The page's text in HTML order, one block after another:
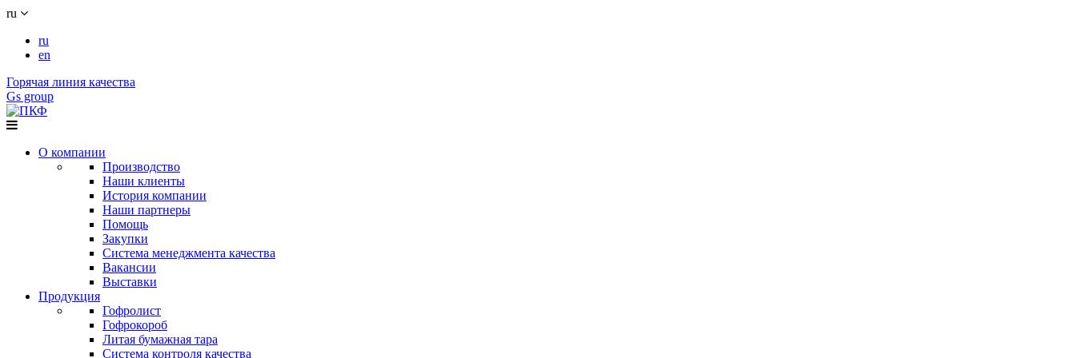
ru
ru
en
Горячая линия качества
Gs group
О компании
Производство
Наши клиенты
История компании
Наши партнеры
Помощь
Закупки
Система менеджмента качества
Вакансии
Выставки
Продукция
Гофролист
Гофрокороб
Литая бумажная тара
Система контроля качества